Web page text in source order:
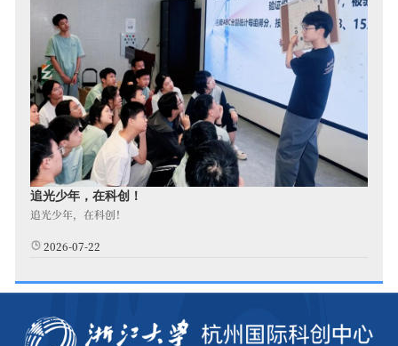
追光少年，在科创！
追光少年，在科创！
2026-07-22